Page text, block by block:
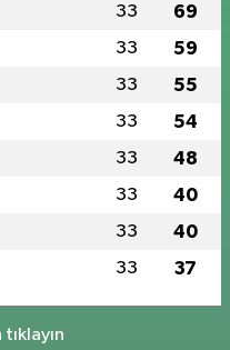
33 69
33 59
33 55
33 54
33 48
33 40
33 40
33 37